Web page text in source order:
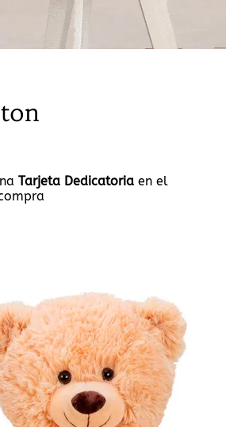
Tarjeta Dedicatoria en el